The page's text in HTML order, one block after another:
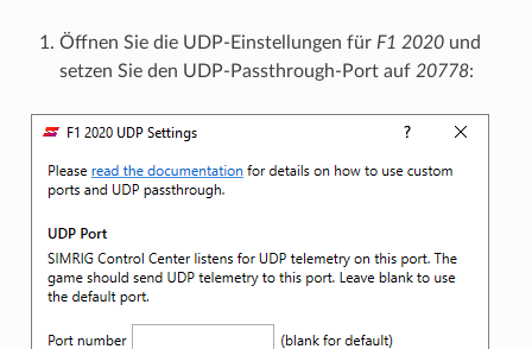
Öffnen Sie die UDP-Einstellungen für F1 2020und
setzen Sie den UDP-Passthrough-Port auf 20778: